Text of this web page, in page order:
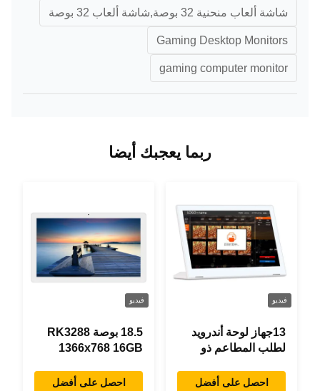
شاشة ألعاب منحنية 32 بوصة,شاشة ألعاب 32 بوصة
Gaming Desktop Monitors
gaming computer monitor
ربما يعجبك أيضا
فيديو
13جهاز لوحة أندرويد
لطلب المطاعم ذو
0.3 بوصة، 1920×1080احصل على أفضل
فيديو
18.5 بوصة RK3288
1366x768 16GB
جهاز لوحي اندرويد واحد
احصل على أفضل